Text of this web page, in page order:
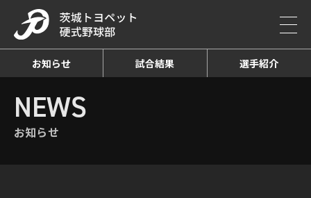
お知らせ 試合結果 選手紹介
HOME お知らせ詳細
NEWS
お知らせ